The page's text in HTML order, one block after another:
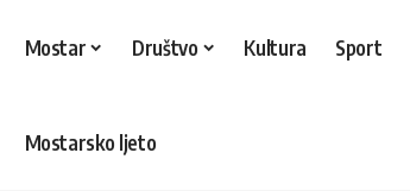
Mostar Društvo Kultura Sport
Mostarsko ljeto